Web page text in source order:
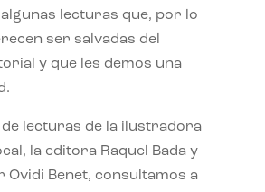
lecturas que, por lo
ser salvadas del
y que les demos una
de lecturas de la ilustradora
la editora Raquel Bada y
Ovidi Benet, consultamos a